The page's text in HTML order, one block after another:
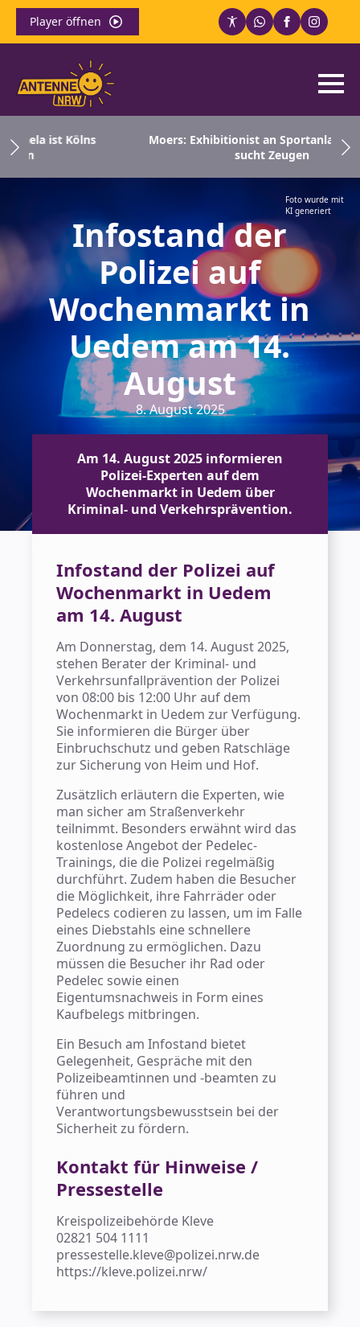
Player öffnen
ist Kölns
Moers: Exhibitionist an Sportanlage –
sucht Zeugen
Foto wurde mit
KI generiert
Infostand der
Polizei auf
Wochenmarkt in
Uedem am 14.
August
8. August 2025
Am 14. August 2025 informieren
Polizei-Experten auf dem
Wochenmarkt in Uedem über
Kriminal- und Verkehrsprävention.
Infostand der Polizei auf
Wochenmarkt in Uedem
am 14. August
Am Donnerstag, dem 14. August 2025,
stehen Berater der Kriminal- und
Verkehrsunfallprävention der Polizei
von 08:00 bis 12:00 Uhr auf dem
Wochenmarkt in Uedem zur Verfügung.
Sie informieren die Bürger über
Einbruchschutz und geben Ratschläge
zur Sicherung von Heim und Hof.
Zusätzlich erläutern die Experten, wie
man sicher am Straßenverkehr
teilnimmt. Besonders erwähnt wird das
kostenlose Angebot der Pedelec-
Trainings, die die Polizei regelmäßig
durchführt. Zudem haben die Besucher
die Möglichkeit, ihre Fahrräder oder
Pedelecs codieren zu lassen, um im Falle
eines Diebstahls eine schnellere
Zuordnung zu ermöglichen. Dazu
müssen die Besucher ihr Rad oder
Pedelec sowie einen
Eigentumsnachweis in Form eines
Kaufbelegs mitbringen.
Ein Besuch am Infostand bietet
Gelegenheit, Gespräche mit den
Polizeibeamtinnen und -beamten zu
führen und
Verantwortungsbewusstsein bei der
Sicherheit zu fördern.
Kontakt für Hinweise /
Pressestelle
Kreispolizeibehörde Kleve
02821 504 1111
pressestelle.kleve@polizei.nrw.de
https://kleve.polizei.nrw/